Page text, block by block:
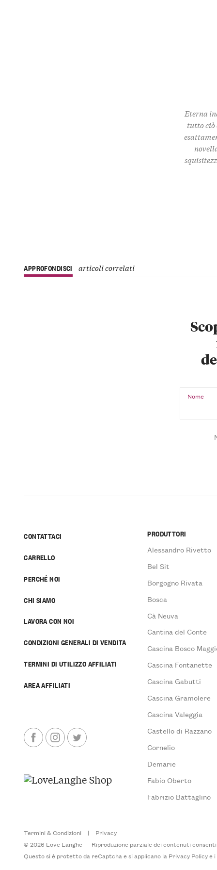
Eterna
tutto ciò
APPROFONDISCI articoli correlati
Nome
CONTATTACI
CARRELLO
PERCHÉ NOI
CHI SIAMO
LAVORA CON NOI
CONDIZIONI GENERALI DI VENDITA
TERMINI DI UTILIZZO AFFILIATI
AREA AFFILIATI
PRODUTTORI
Alessandro Rivetto
Bel Sit
Borgogno Rivata
Bosca
Cà Neuva
Cantina del Conte
Cascina Bosco
Cascina Fontanette
Cascina Gabutti
Cascina Gramolere
Cascina Valeggia
Castello di Razzano
Cornelio
Demarie
Fabio Oberto
Fabrizio Battaglino
Termini & Condizioni |
Privacy
© 2026 Love Langhe — Riproduzione parziale dei contenuti
Questo si è protetto da reCaptcha e si applicano la Privacy Policye i